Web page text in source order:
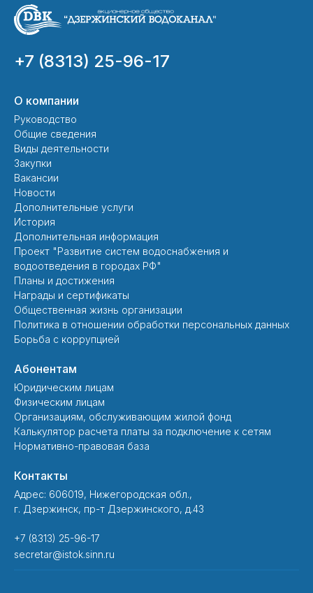
+7 (8313) 25-96-17
О компании
Руководство
Общие сведения
Виды деятельности
Закупки
Вакансии
Новости
Дополнительные услуги
История
Дополнительная информация
Проект "Развитие систем водоснабжения и
водоотведения в городах РФ"
Планы и достижения
Награды и сертификаты
Общественная жизнь организации
Политика в отношении обработки персональных данных
Борьба с коррупцией
Абонентам
Юридическим лицам
Физическим лицам
Организациям, обслуживающим жилой фонд
Калькулятор расчета платы за подключение к сетям
Нормативно-правовая база
Контакты
Адрес: 606019, Нижегородская обл.,
г. Дзержинск, пр-т Дзержинского, д.43
+7 (8313) 25-96-17
secretar@istok.sinn.ru